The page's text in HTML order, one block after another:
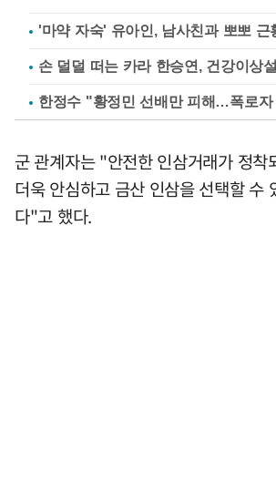
'마약 자숙' 유아인, 남사친과 뽀뽀 근
손 덜덜 떠는 카라 한승연, 건강이상
한정수 "황정민 선배만 피해…폭로
군 관계자는 "안전한 인삼거래가 정착
더욱 안심하고 금산 인삼을 선택할 수
다"고 했다.